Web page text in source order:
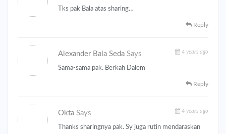
Tks pak Bala atas sharing…
Reply
Alexander Bala Seda Says 4 years ago
Sama-sama pak. Berkah Dalem
Reply
Okta Says 4 years ago
Thanks sharingnya pak. Sy juga rutin mendaraskan